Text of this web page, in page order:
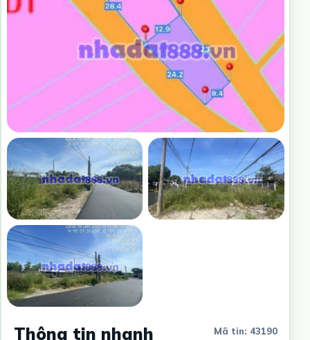
Thông tin nhanh Mã tin: 43190